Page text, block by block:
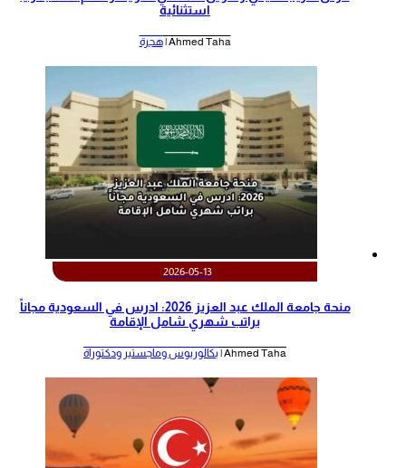
استثنائية
Ahmed Taha | هجرة
2026-05-13
منحة جامعة الملك عبد العزيز 2026: ادرس في السعودية مجاناً
براتب شهري شامل الإقامة
Ahmed Taha | بكالوريوس وماجستير ودكتوراة